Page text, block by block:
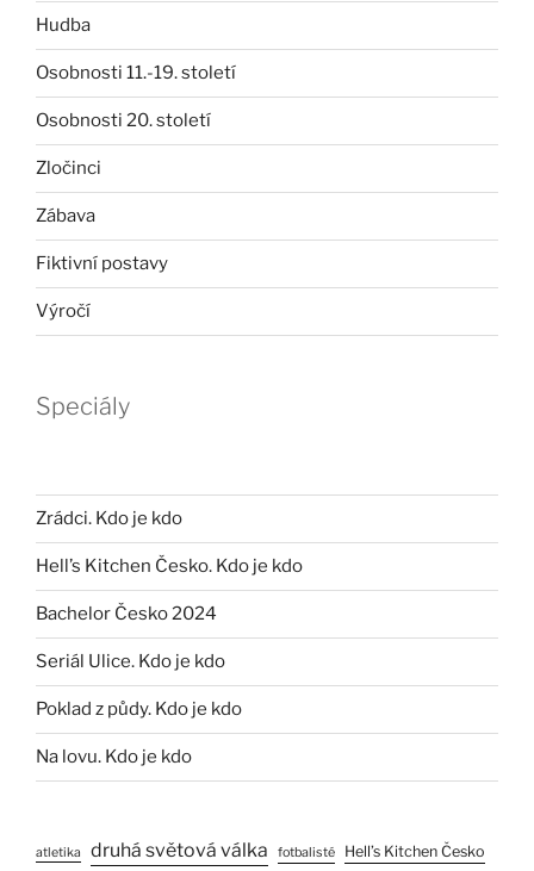
Hudba
Osobnosti 11.-19. století
Osobnosti 20. století
Zločinci
Zábava
Fiktivní postavy
Výročí
Speciály
Zrádci. Kdo je kdo
Hell’s Kitchen Česko. Kdo je kdo
Bachelor Česko 2024
Seriál Ulice. Kdo je kdo
Poklad z půdy. Kdo je kdo
Na lovu. Kdo je kdo
atletika druhá světová válka fotbalisté Hell’s Kitchen Česko